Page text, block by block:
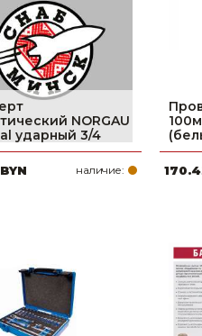
NORGAU
ударный 3/4
наличие: